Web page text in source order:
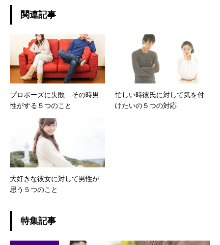
関連記事
プロポーズに失敗…その時男
性がする５つのこと
忙しい時彼氏に対して気を付
けたいの５つの対応
大好きな彼女に対して男性が
思う５つのこと
特集記事